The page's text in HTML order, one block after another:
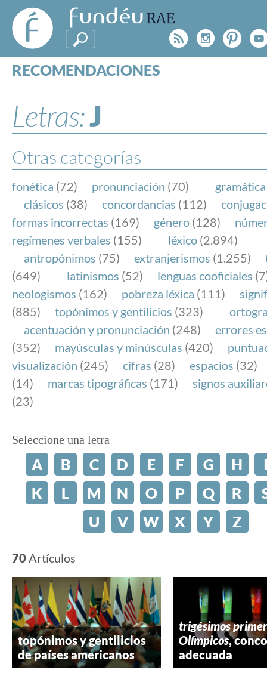
FundéuRAE
- Fundación
del Español
Urgente
Rss
RECOMENDACIONES
ESPECIALES
NOTICIAS
SOBRE LA FUNDÉURAE
FundéuRAE es una fundación patrocinada por la
y la Real Academia Española, cuyo objetivo es
el buen uso del español en los medios de
Internet.
Letras:J
Otras categorías
fonética (72) pronunciación (70) gramática
clásicos (38) concordancias (112)
formas incorrectas (169) género (128)
regímenes verbales (155) léxico (2.894)
antropónimos (75) extranjerismos (1.255)
(649)
latinismos (52) lenguas cooficiales
neologismos (162) pobreza léxica (111)
(885)
topónimos y gentilicios (323)
acentuación y pronunciación (248)
errores
(352)
mayúsculas y minúsculas (420)
visualización (245) cifras (28) espacios (32)
(14)
marcas tipográficas (171)
signos
(23)
Seleccione una letra
A B C D E F G H
K
L M N O P Q R
U
V W X Y Z
70Artículos
topónimos y gentilicios
de países americanos
trigésimos
Olímpicos,
adecuada